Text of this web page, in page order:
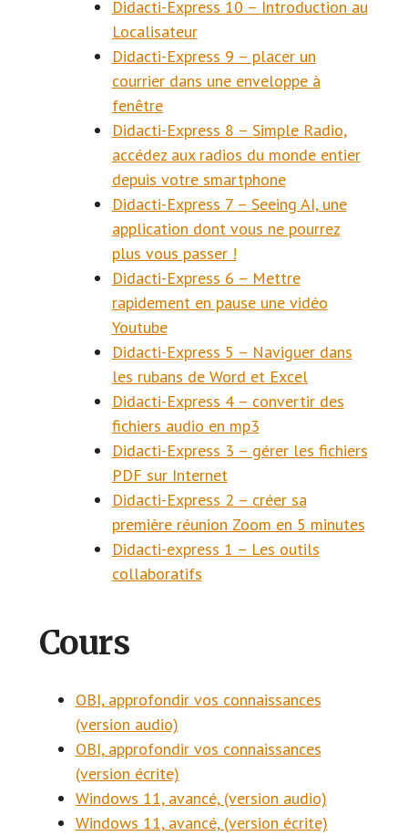
Didacti-Express 10 – Introduction au
Localisateur
Didacti-Express 9 – placer un
courrier dans une enveloppe à
fenêtre
Didacti-Express 8 – Simple Radio,
accédez aux radios du monde entier
depuis votre smartphone
Didacti-Express 7 – Seeing AI, une
application dont vous ne pourrez
plus vous passer !
Didacti-Express 6 – Mettre
rapidement en pause une vidéo
Youtube
Didacti-Express 5 – Naviguer dans
les rubans de Word et Excel
Didacti-Express 4 – convertir des
fichiers audio en mp3
Didacti-Express 3 – gérer les fichiers
PDF sur Internet
Didacti-Express 2 – créer sa
première réunion Zoom en 5 minutes
Didacti-express 1 – Les outils
collaboratifs
Cours
OBI, approfondir vos connaissances
(version audio)
OBI, approfondir vos connaissances
(version écrite)
Windows 11, avancé, (version audio)
Windows 11, avancé, (version écrite)